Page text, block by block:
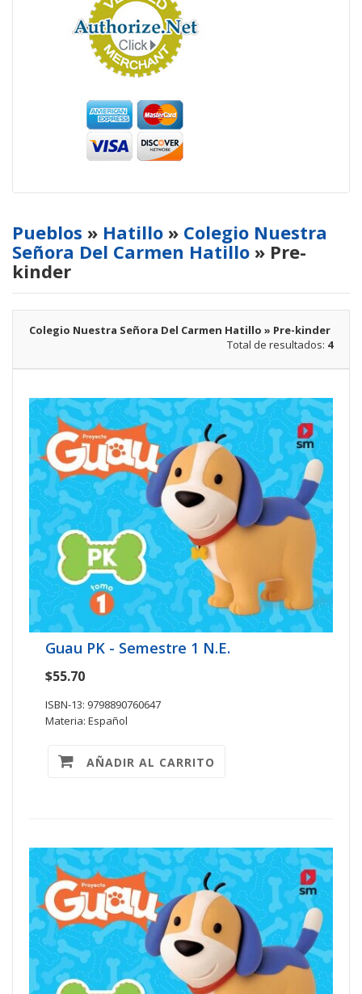
Pueblos » Hatillo » Colegio Nuestra
Señora Del Carmen Hatillo » Pre-
kinder
Colegio Nuestra Señora Del Carmen Hatillo » Pre-kinder
Total de resultados: 4
Guau PK - Semestre 1 N.E.
$55.70
ISBN-13: 9798890760647
Materia: Español
AÑADIR AL CARRITO